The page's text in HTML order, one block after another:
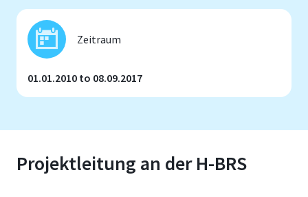
Zeitraum
01.01.2010 to 08.09.2017
Projektleitung an der H-BRS